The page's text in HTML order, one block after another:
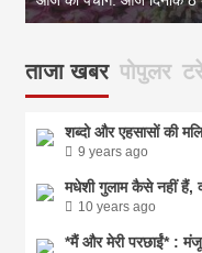
ताजा खबर पोपुलर
शब्दो और एहसासों की
9 years ago
मधेशी गुलाम कैसे नहीं हैं,
10 years ago
*मैं और मेरी परछाईं* : मंजू